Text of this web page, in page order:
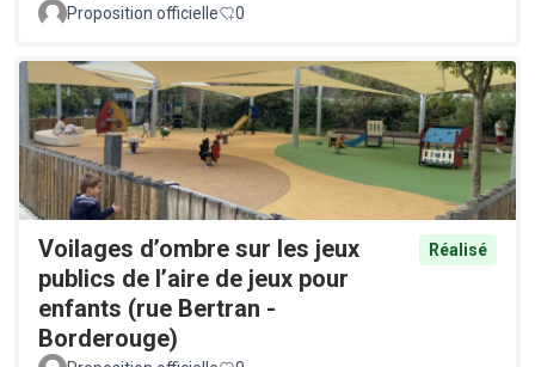
Proposition officielle 0
Voilages d’ombre sur les jeux
publics de l’aire de jeux pour
enfants (rue Bertran -
Borderouge)
Réalisé